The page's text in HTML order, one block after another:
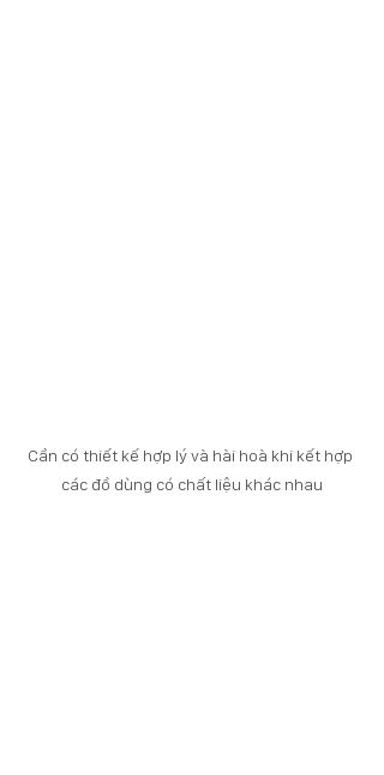
Cần có thiết kế hợp lý và hài hoà khi kết hợp
các đồ dùng có chất liệu khác nhau